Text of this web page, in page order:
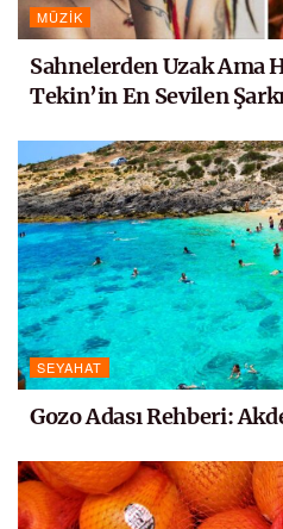
MÜZIK
Sahnelerden Uzak Ama
Tekin’in En Sevilen
SEYAHAT
Gozo Adası Rehberi: